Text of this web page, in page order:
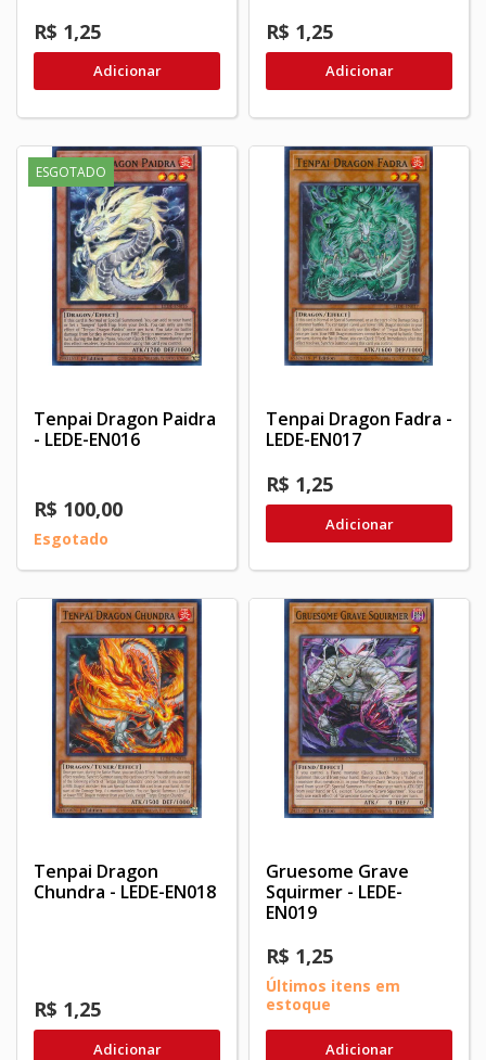
R$ 1,25
Adicionar
R$ 1,25
Adicionar
ESGOTADO
Tenpai Dragon Paidra
- LEDE-EN016
R$ 100,00
Esgotado
Tenpai Dragon Fadra -
LEDE-EN017
R$ 1,25
Adicionar
Tenpai Dragon
Chundra - LEDE-EN018
R$ 1,25
Adicionar
Gruesome Grave
Squirmer - LEDE-
EN019
R$ 1,25
Últimos itens em
estoque
Adicionar